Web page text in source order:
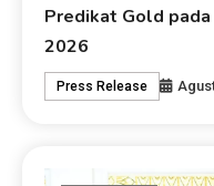
Predikat Gold pada
2026
Press Release